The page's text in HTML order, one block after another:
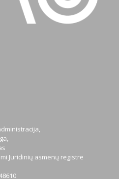
Juridinių asmenų registre